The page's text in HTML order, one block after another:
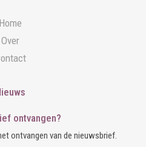
Home
Over
ontvangen?
ontvangen van de nieuwsbrief.